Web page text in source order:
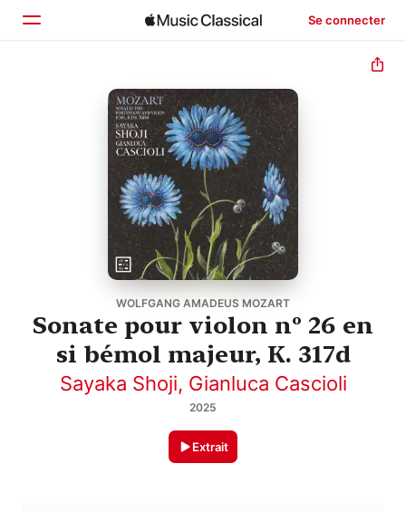
Se connecter
Accueil
Parcourir
Rechercher
WOLFGANG AMADEUS MOZART
Sonate pour violon nº 26 en
si bémol majeur, K. 317d
Sayaka Shoji, Gianluca Cascioli
2025
Extrait